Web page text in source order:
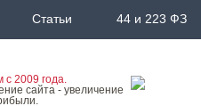
Статьи 44 и 223 ФЗ
с 2009 года.
сайта - увеличение